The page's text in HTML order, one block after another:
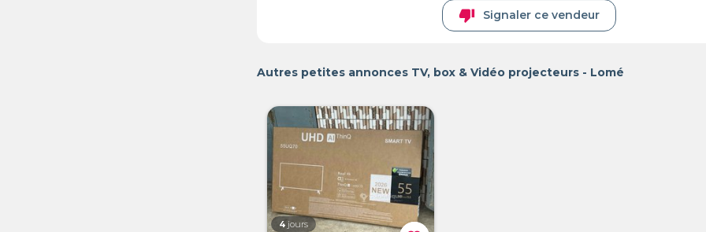
thumb_down Signaler ce vendeur
Autres petites annonces TV, box & Vidéo projecteurs - Lomé
4 jours